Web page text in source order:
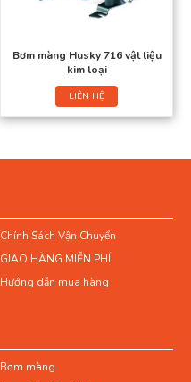
Bơm màng Husky 716 vật liệu
kim loại
LIÊN HỆ
Chính Sách Vận Chuyển
GIAO HÀNG MIỄN PHÍ
Hướng dẫn mua hàng
Bơm màng